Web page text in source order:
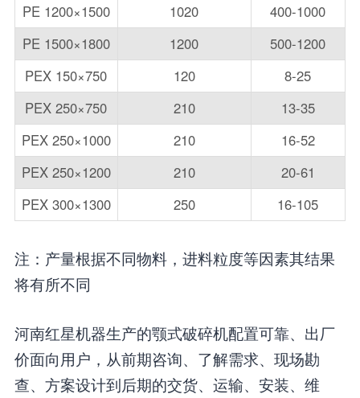
PE 1200×1500
1020
400-1000
PE 1500×1800
1200
500-1200
PEX 150×750
120
8-25
PEX 250×750
210
13-35
PEX 250×1000
210
16-52
PEX 250×1200
210
20-61
PEX 300×1300
250 16-105
注：产量根据不同物料，进料粒度等因素其结果
将有所不同
河南红星机器生产的颚式破碎机配置可靠、出厂
价面向用户，从前期咨询、了解需求、现场勘
查、方案设计到后期的交货、运输、安装、维